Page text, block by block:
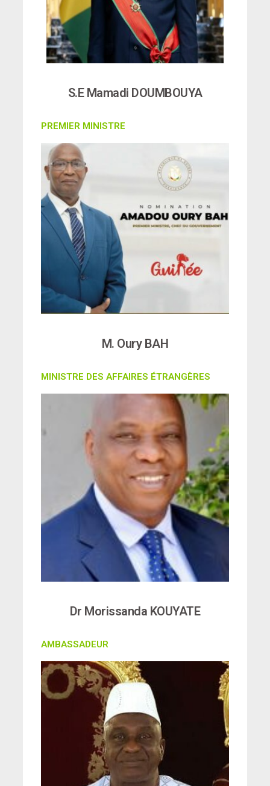
S.E Mamadi DOUMBOUYA
PREMIER MINISTRE
M. Oury BAH
MINISTRE DES AFFAIRES ÉTRANGÈRES
Dr Morissanda KOUYATE
AMBASSADEUR